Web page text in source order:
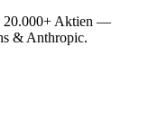
20.000+ Aktien —
& Anthropic.